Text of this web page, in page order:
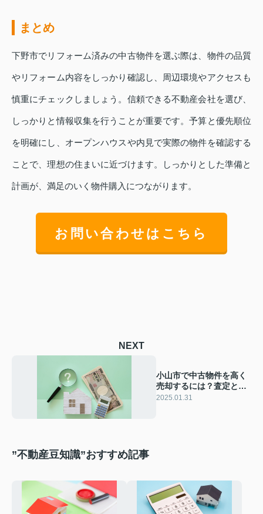
まとめ
下野市でリフォーム済みの中古物件を選ぶ際は、物件の品質
やリフォーム内容をしっかり確認し、周辺環境やアクセスも
慎重にチェックしましょう。信頼できる不動産会社を選び、
しっかりと情報収集を行うことが重要です。予算と優先順位
を明確にし、オープンハウスや内見で実際の物件を確認する
ことで、理想の住まいに近づけます。しっかりとした準備と
計画が、満足のいく物件購入につながります。
お問い合わせはこちら
NEXT
小山市で中古物件を高く
売却するには？査定と手
続きのポイント！
2025.01.31
”不動産豆知識”おすすめ記事